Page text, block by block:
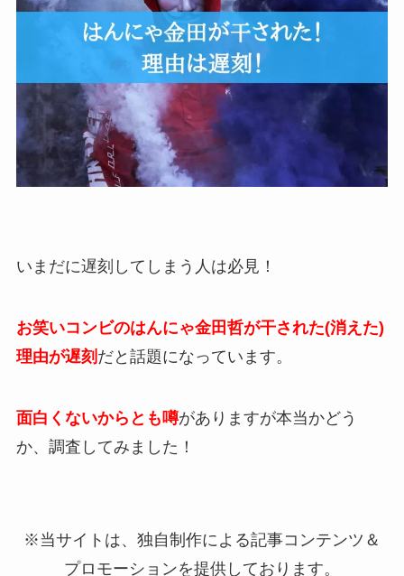
いまだに遅刻してしまう人は必見！
お笑いコンビのはんにゃ金田哲が干された(消えた)
理由が遅刻 だと話題になっています。
面白くないからとも噂がありますが本当かどう
か、調査してみました！
※当サイトは、独自制作による記事コンテンツ＆
プロモーションを提供しております。